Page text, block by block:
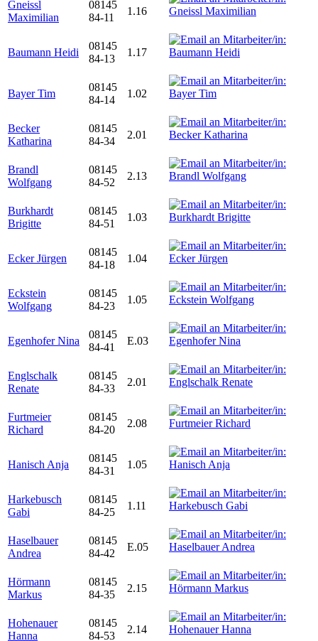
Gneissl
Maximilian
08145
84-11
1.16
Baumann Heidi
08145
84-13
1.17
Bayer Tim
08145
84-14
1.02
Becker
Katharina
08145
84-34
2.01
Brandl
Wolfgang
08145
84-52
2.13
Burkhardt
Brigitte
08145
84-51
1.03
Ecker Jürgen
08145
84-18
1.04
Eckstein
Wolfgang
08145
84-23
1.05
Egenhofer Nina
08145
84-41
E.03
Englschalk
Renate
08145
84-33
2.01
Furtmeier
Richard
08145
84-20
2.08
Hanisch Anja
08145
84-31
1.05
Harkebusch
Gabi
08145
84-25
1.11
Haselbauer
Andrea
08145
84-42
E.05
Hörmann
Markus
08145
84-35
2.15
Hohenauer
Hanna
08145
84-53
2.14